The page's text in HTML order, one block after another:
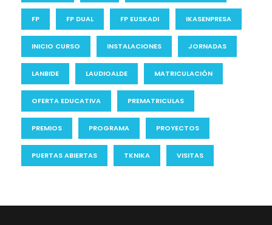
FP FP DUAL FP EUSKADI IKASENPRESA
INICIO CURSO INSTALACIONES JORNADAS
LANBIDE LAUDIOALDE MATRICULACIÓN
OFERTA EDUCATIVA PREMATRICULAS
PREMIOS PROGRAMA PROYECTOS
PUERTAS ABIERTAS TKNIKA VISITAS